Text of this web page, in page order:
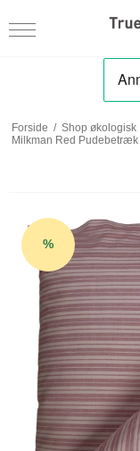
Forside / Shop økologisk
Milkman Red Pudebetræk
%